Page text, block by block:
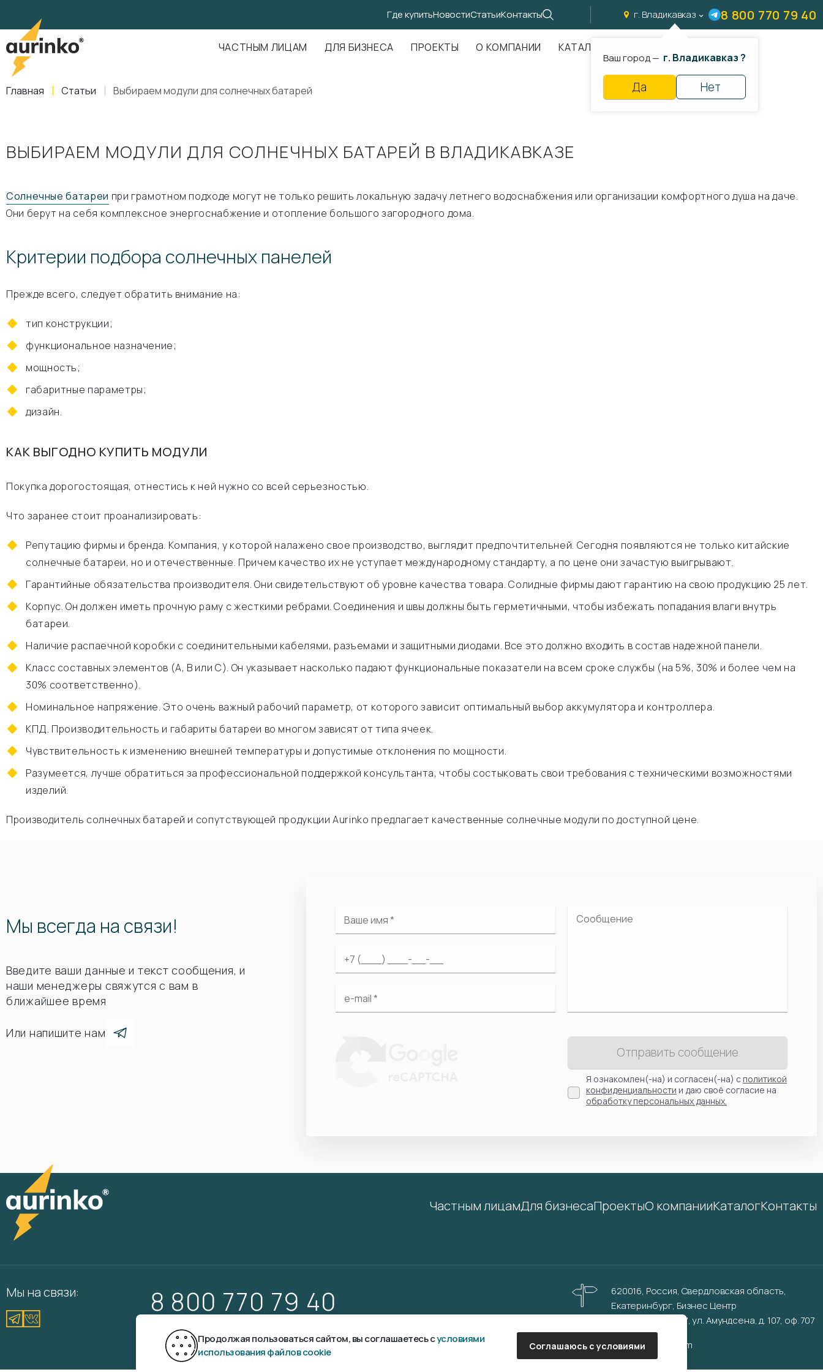
Где купитьНовостиСтатьиКонтакты г. Владикавказ
Ваш город — г. Владикавказ ?
Да Нет
8 800 770 79 40
ЧАСТНЫМ ЛИЦАМ ДЛЯ БИЗНЕСА ПРОЕКТЫ О КОМПАНИИ КАТАЛОГ
Главная Статьи Выбираем модули для солнечных батарей
ВЫБИРАЕМ МОДУЛИ ДЛЯ СОЛНЕЧНЫХ БАТАРЕЙ В ВЛАДИКАВКАЗЕ
Солнечные батареи при грамотном подходе могут не только решить локальную задачу летнего водоснабжения или организации комфортного душа на даче.
Они берут на себя комплексное энергоснабжение и отопление большого загородного дома.
Критерии подбора солнечных панелей
Прежде всего, следует обратить внимание на:
тип конструкции;
функциональное назначение;
мощность;
габаритные параметры;
дизайн.
КАК ВЫГОДНО КУПИТЬ МОДУЛИ
Покупка дорогостоящая, отнестись к ней нужно со всей серьезностью.
Что заранее стоит проанализировать:
Репутацию фирмы и бренда. Компания, у которой налажено свое производство, выглядит предпочтительней. Сегодня появляются не только китайские
солнечные батареи, но и отечественные. Причем качество их не уступает международному стандарту, а по цене они зачастую выигрывают.
Гарантийные обязательства производителя. Они свидетельствуют об уровне качества товара. Солидные фирмы дают гарантию на свою продукцию 25 лет.
Корпус. Он должен иметь прочную раму с жесткими ребрами. Соединения и швы должны быть герметичными, чтобы избежать попадания влаги внутрь
батареи.
Наличие распаечной коробки с соединительными кабелями, разъемами и защитными диодами. Все это должно входить в состав надежной панели.
Класс составных элементов (А, В или С). Он указывает насколько падают функциональные показатели на всем сроке службы (на 5%, 30% и более чем на
30% соответственно).
Номинальное напряжение. Это очень важный рабочий параметр, от которого зависит оптимальный выбор аккумулятора и контроллера.
КПД. Производительность и габариты батареи во многом зависят от типа ячеек.
Чувствительность к изменению внешней температуры и допустимые отклонения по мощности.
Разумеется, лучше обратиться за профессиональной поддержкой консультанта, чтобы состыковать свои требования с техническими возможностями
изделий.
Производитель солнечных батарей и сопутствующей продукции Aurinko предлагает качественные солнечные модули по доступной цене.
Мы всегда на связи!
Введите ваши данные и текст сообщения, и
наши менеджеры свяжутся с вам в
ближайшее время
Или напишите нам
Отправить сообщение
Я ознакомлен(-на) и согласен(-на) сполитикой
конфиденциальности и даю своё согласие на
обработку персональных данных.
Частным лицамДля бизнесаПроектыО компанииКаталогКонтакты
Мы на связи: 8 800 770 79 40
Вам перезвонить?
620016, Россия, Свердловская область,
Екатеринбург, Бизнес Центр
"Инновационный", ул. Амундсена, д. 107, оф. 707
info@aurinkos.com
,Свердловская область
ул.Амундсена, д. 107, оф. 707
info@aurinkos.com
8-800-770-79-40
Продолжая пользоваться сайтом, вы соглашаетесь сусловиями
использования файлов cookie
Соглашаюсь с условиями